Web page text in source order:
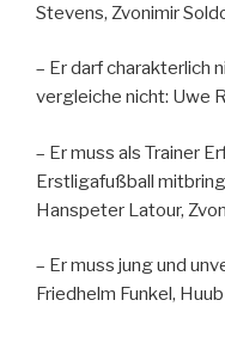
Stevens, Zvonimir
– Er darf charakterlich
vergleiche nicht: Uwe
– Er muss als Trainer
Erstligafußball
Hanspeter Latour,
– Er muss jung und
Friedhelm Funkel,